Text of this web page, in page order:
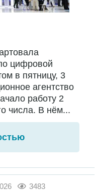
цифровой
в пятницу, 3
агентство
работу 2
числа. В нём...
3483